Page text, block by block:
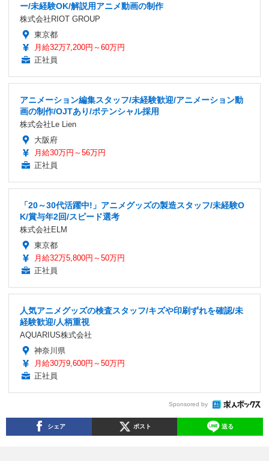
ー/未経験OK/解説用アニメ動画の制作
株式会社RIOT GROUP
東京都
月給32万7,200円～60万円
正社員
アニメーション編集スタッフ/未経験歓迎/アニメーション動
画の制作/OJTあり/ポテンシャル採用
株式会社Le Lien
大阪府
月給30万円～56万円
正社員
「20～30代活躍中!」アニメグッズの製造スタッフ/未経験O
K/賞与年2回/スピード選考
株式会社ELM
東京都
月給32万5,800円～50万円
正社員
人気アニメグッズの検査スタッフ/キズや印刷ずれを確認/未
経験歓迎/人柄重視
AQUARIUS株式会社
神奈川県
月給30万9,600円～50万円
正社員
Sponsored by
シェア ポスト 送る